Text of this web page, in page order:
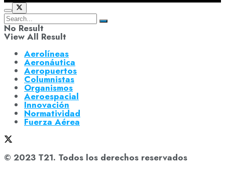
No Result
View All Result
Aerolíneas
Aeronáutica
Aeropuertos
Columnistas
Organismos
Aeroespacial
Innovación
Normatividad
Fuerza Aérea
© 2023 T21. Todos los derechos reservados